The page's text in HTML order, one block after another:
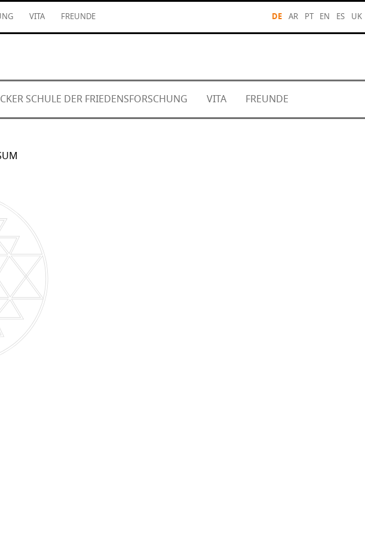
VITA FREUNDE DE AR PT EN ES UK
SCHULE DER FRIEDENSFORSCHUNG VITA FREUNDE